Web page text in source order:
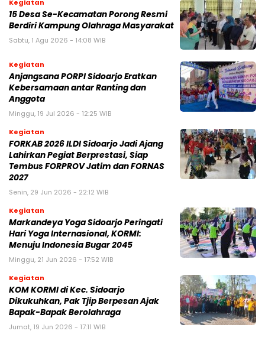
Kegiatan
15 Desa Se-Kecamatan Porong Resmi
Berdiri Kampung Olahraga Masyarakat
Sabtu, 1 Agu 2026 - 14:08 WIB
Kegiatan
Anjangsana PORPI Sidoarjo Eratkan
Kebersamaan antar Ranting dan
Anggota
Minggu, 19 Jul 2026 - 12:25 WIB
Kegiatan
FORKAB 2026 ILDI Sidoarjo Jadi Ajang
Lahirkan Pegiat Berprestasi, Siap
Tembus FORPROV Jatim dan FORNAS
2027
Senin, 29 Jun 2026 - 22:12 WIB
Kegiatan
Markandeya Yoga Sidoarjo Peringati
Hari Yoga Internasional, KORMI:
Menuju Indonesia Bugar 2045
Minggu, 21 Jun 2026 - 17:52 WIB
Kegiatan
KOM KORMI di Kec. Sidoarjo
Dikukuhkan, Pak Tjip Berpesan Ajak
Bapak-Bapak Berolahraga
Jumat, 19 Jun 2026 - 17:11 WIB